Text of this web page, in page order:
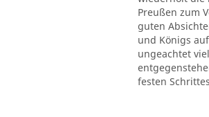
Preußen zum
guten
und Königs
ungeachtet
festen